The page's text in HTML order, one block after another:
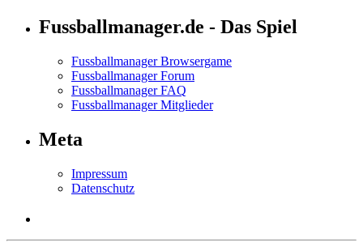
Fussballmanager.de - Das Spiel
Fussballmanager Browsergame
Fussballmanager Forum
Fussballmanager FAQ
Fussballmanager Mitglieder
Meta
Impressum
Datenschutz